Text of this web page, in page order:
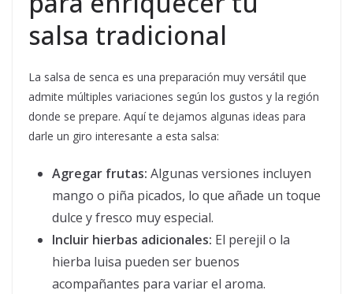
salsa tradicional
La salsa de senca es una preparación muy versátil que
admite múltiples variaciones según los gustos y la región
donde se prepare. Aquí te dejamos algunas ideas para
darle un giro interesante a esta salsa:
Agregar frutas: Algunas versiones incluyen
mango o piña picados, lo que añade un toque
dulce y fresco muy especial.
Incluir hierbas adicionales: El perejil o la
hierba luisa pueden ser buenos
acompañantes para variar el aroma.